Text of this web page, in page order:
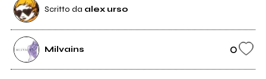
Scritto da alex urso
Milvains 0